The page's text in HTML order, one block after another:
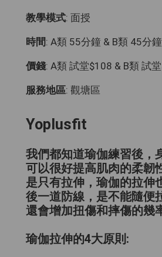
教學模式: 面授
時間: A類 55分鐘 & B類 45分鐘
價錢: A類 試堂$108 & B類 試
服務地區: 觀塘區
Yoplusfit
我們都知道瑜伽練習後，
可以很好提高肌肉的柔韌
是只有拉伸，瑜伽的拉伸
後一道防線，是不能隨便
還會增加扭傷和摔傷的幾
瑜伽拉伸的4大原則: